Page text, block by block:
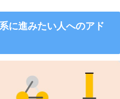
に進みたい人へのアド